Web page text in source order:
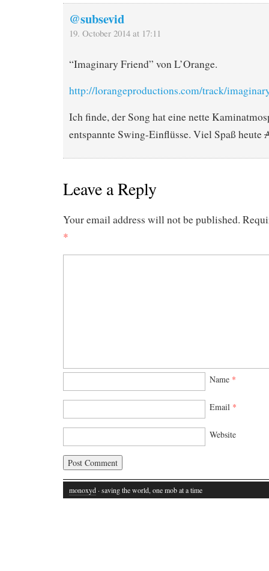
@subsevid
19. October 2014 at 17:11
“Imaginary Friend” von L’Orange.
http://lorangeproductions.com/track/
Ich finde, der Song hat eine nette
entspannte Swing-Einflüsse. Viel Spaß heute
Leave a Reply
Your email address will not be published.
*
Name *
Email *
Website
monoxyd· saving the world, one mob at a time